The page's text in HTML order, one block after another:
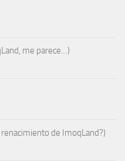
me parece…)
de ImoqLand?)